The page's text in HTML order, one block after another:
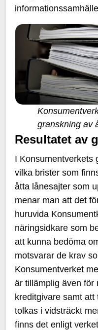
granskning av
Resultatet av
I Konsumentverkets
vilka brister som
åtta lånesajter som
menar man att det
huruvida
näringsidkare som
att kunna bedöma
motsvarar de krav
Konsumentverket
är tillämplig även för
kreditgivare samt
tolkas i vidsträckt
finns det enligt